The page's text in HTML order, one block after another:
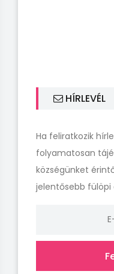
HÍRLEVÉL
Ha feliratkozik
folyamatosan
községünket
jelentősebb fülöpi